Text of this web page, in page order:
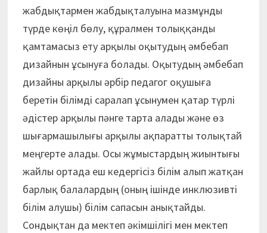
жабдықтармен жабдықталуына мазмұнды
түрде көңіл бөлу, құралмен толыққанды
қамтамасыз ету арқылы оқытудың әмбебап
дизайнын ұсынуға болады. Оқытудың әмбебап
дизайны арқылы әрбір педагог оқушыға
беретін білімді саралап ұсынумен қатар түрлі
әдістер арқылы пәнге тарта алады және өз
шығармашылығы арқылы ақпаратты толықтай
меңгерте алады. Осы жұмыстардың жиынтығы
жайлы ортада еш кедергісіз білім алып жатқан
барлық балалардың (оның ішінде инклюзивті
білім алушы) білім сапасын анықтайды.
Сондықтан да мектеп әкімшілігі мен мектеп